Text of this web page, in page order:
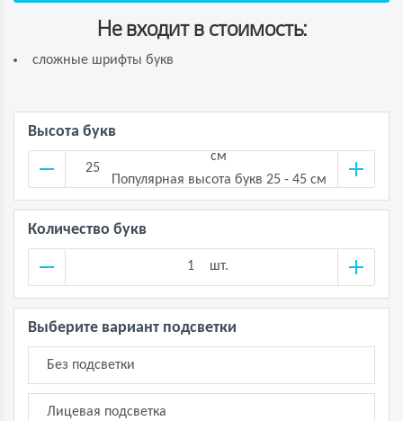
Не входит в стоимость:
сложные шрифты букв
Высота букв
см
Популярная высота букв 25 - 45 см
Количество букв
шт.
Выберите вариант подсветки
Без подсветки
Лицевая подсветка